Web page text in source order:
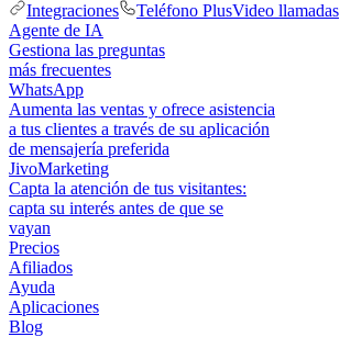
Integraciones
Teléfono PlusVideo llamadas
Agente de IA
Gestiona las preguntas
más frecuentes
WhatsApp
Aumenta las ventas y ofrece asistencia
a tus clientes a través de su aplicación
de mensajería preferida
JivoMarketing
Capta la atención de tus visitantes:
capta su interés antes de que se
vayan
Precios
Afiliados
Ayuda
Aplicaciones
Blog